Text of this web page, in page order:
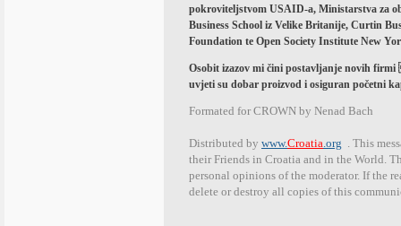
pokroviteljstvom USAID-a, Ministarstva za
Business School iz Velike Britanije, Curtin
Foundation te Open Society Institute New
Osobit izazov mi čini postavljanje novih firmi
uvjeti su dobar proizvod i osiguran početni
Formated for CROWN by Nenad Bach
Distributed by www.Croatia.org . This
their Friends in Croatia and in the World.
personal opinions of the moderator. If the
delete or destroy all copies of this